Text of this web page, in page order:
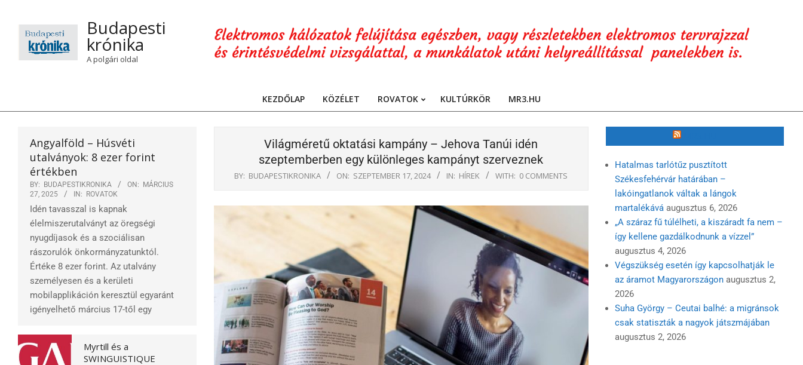
content
Budapesti
krónika
A polgári oldal
Primary
KEZDŐLAP KÖZÉLET ROVATOK KULTÚRKÖR MR3.HU
Világméretű oktatási kampány – Jehova Tanúi idén
szeptemberben egy különleges kampányt szerveznek
BY: BUDAPESTIKRONIKA ON: SZEPTEMBER 17, 2024 IN: HÍREK WITH: 0 COMMENTS
Angyalföld – Húsvéti
utalványok: 8 ezer forint
értékben
BY: BUDAPESTIKRONIKA ON:
MÁRCIUS
27, 2025
IN: ROVATOK
Idén tavasszal is kapnak
élelmiszerutalványt az öregségi
nyugdíjasok és a szociálisan
rászorulók önkormányzatunktól.
Értéke 8 ezer forint. Az utalvány
személyesen és a kerületi
mobilapplikáción keresztül egyaránt
igényelhető március 17-től egy
Myrtill és a
SWINGUISTIQUE
Hatalmas tarlótűz pusztított
Székesfehérvár határában –
lakóingatlanok váltak a lángok
martalékává augusztus 6, 2026
„A száraz fű túlélheti, a kiszáradt fa nem –
így kellene gazdálkodnunk a vízzel”
augusztus 4, 2026
Végszükség esetén így kapcsolhatják le
az áramot Magyarországon augusztus 2,
2026
Suha György – Ceutai balhé: a migránsok
csak statiszták a nagyok játszmájában
augusztus 2, 2026